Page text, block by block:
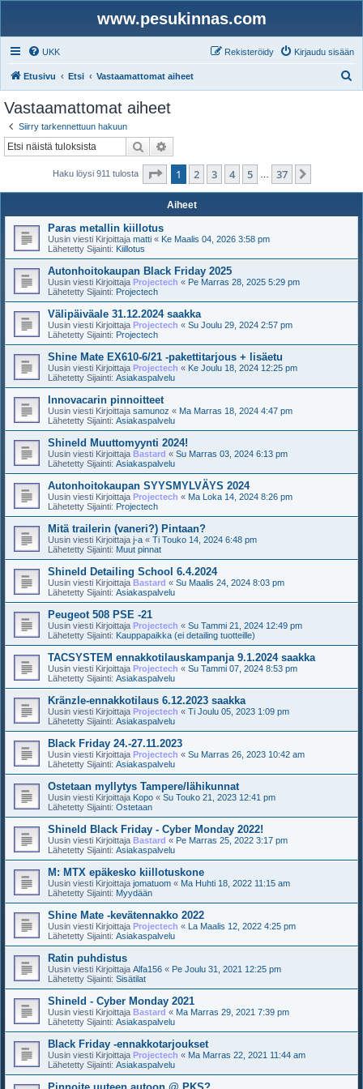
www.pesukinnas.com
UKK Kirjaudu sisään
Rekisteröidy
Etusivu Etsi Vastaamattomat aiheet
Vastaamattomat aiheet
Siirry tarkennettuun hakuun
Etsi
Haku löysi 911 tulosta Sivu /37
1 2 3 4 5 37
Aiheet
Paras metallin kiillotus
Uusin viesti Kirjoittaja matti « Ke Maalis 04, 2026 3:58 pm
Lähetetty Sijainti: Kiillotus
Autonhoitokaupan Black Friday 2025
Uusin viesti Kirjoittaja Projectech « Pe Marras 28, 2025 5:29 pm
Lähetetty Sijainti: Projectech
Välipäiväale 31.12.2024 saakka
Uusin viesti Kirjoittaja Projectech « Su Joulu 29, 2024 2:57 pm
Lähetetty Sijainti: Projectech
Shine Mate EX610-6/21 -pakettitarjous + lisäetu
Uusin viesti Kirjoittaja Projectech « Ke Joulu 18, 2024 12:25 pm
Lähetetty Sijainti: Asiakaspalvelu
Innovacarin pinnoitteet
Uusin viesti Kirjoittaja samunoz « Ma Marras 18, 2024 4:47 pm
Lähetetty Sijainti: Asiakaspalvelu
Shineld Muuttomyynti 2024!
Uusin viesti Kirjoittaja Bastard « Su Marras 03, 2024 6:13 pm
Lähetetty Sijainti: Asiakaspalvelu
Autonhoitokaupan SYYSMYLVÄYS 2024
Uusin viesti Kirjoittaja Projectech « Ma Loka 14, 2024 8:26 pm
Lähetetty Sijainti: Projectech
Mitä trailerin (vaneri?) Pintaan?
Uusin viesti Kirjoittaja j-a « Ti Touko 14, 2024 6:48 pm
Lähetetty Sijainti: Muut pinnat
Shineld Detailing School 6.4.2024
Uusin viesti Kirjoittaja Bastard « Su Maalis 24, 2024 8:03 pm
Lähetetty Sijainti: Asiakaspalvelu
Peugeot 508 PSE -21
Uusin viesti Kirjoittaja Projectech « Su Tammi 21, 2024 12:49 pm
Lähetetty Sijainti: Kauppapaikka (ei detailing tuotteille)
TACSYSTEM ennakkotilauskampanja 9.1.2024 saakka
Uusin viesti Kirjoittaja Projectech « Su Tammi 07, 2024 8:53 pm
Lähetetty Sijainti: Asiakaspalvelu
Kränzle-ennakkotilaus 6.12.2023 saakka
Uusin viesti Kirjoittaja Projectech « Ti Joulu 05, 2023 1:09 pm
Lähetetty Sijainti: Asiakaspalvelu
Black Friday 24.-27.11.2023
Uusin viesti Kirjoittaja Projectech « Su Marras 26, 2023 10:42 am
Lähetetty Sijainti: Asiakaspalvelu
Ostetaan myllytys Tampere/lähikunnat
Uusin viesti Kirjoittaja Kopo « Su Touko 21, 2023 12:41 pm
Lähetetty Sijainti: Ostetaan
Shineld Black Friday - Cyber Monday 2022!
Uusin viesti Kirjoittaja Bastard « Pe Marras 25, 2022 3:17 pm
Lähetetty Sijainti: Asiakaspalvelu
M: MTX epäkesko kiillotuskone
Uusin viesti Kirjoittaja jomatuom « Ma Huhti 18, 2022 11:15 am
Lähetetty Sijainti: Myydään
Shine Mate -kevätennakko 2022
Uusin viesti Kirjoittaja Projectech « La Maalis 12, 2022 4:25 pm
Lähetetty Sijainti: Asiakaspalvelu
Ratin puhdistus
Uusin viesti Kirjoittaja Alfa156 « Pe Joulu 31, 2021 12:25 pm
Lähetetty Sijainti: Sisätilat
Shineld - Cyber Monday 2021
Uusin viesti Kirjoittaja Bastard « Ma Marras 29, 2021 7:39 pm
Lähetetty Sijainti: Asiakaspalvelu
Black Friday -ennakkotarjoukset
Uusin viesti Kirjoittaja Projectech « Ma Marras 22, 2021 11:44 am
Lähetetty Sijainti: Asiakaspalvelu
Pinnoite uuteen autoon @ PKS?